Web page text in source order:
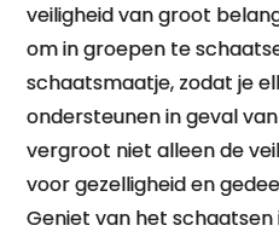
veiligheid van groot
om in groepen te
schaatsmaatje, zodat je
ondersteunen in geval
vergroot niet alleen de
voor gezelligheid en
Geniet van het